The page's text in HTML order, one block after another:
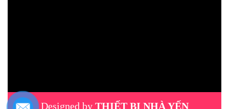
Designed by THIẾT BỊ NHÀ YẾN